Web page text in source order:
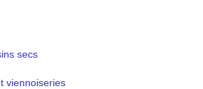
secs
viennoiseries